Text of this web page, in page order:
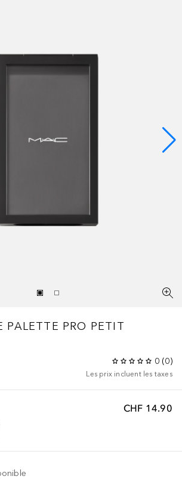
PALETTE PRO PETIT
0 (0)
Les prix incluent les taxes
CHF 14.90